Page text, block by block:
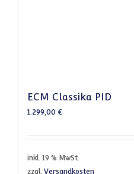
ECM Classika PID
1.299,00 €
inkl. 19 % MwSt.
zzgl. Versandkosten